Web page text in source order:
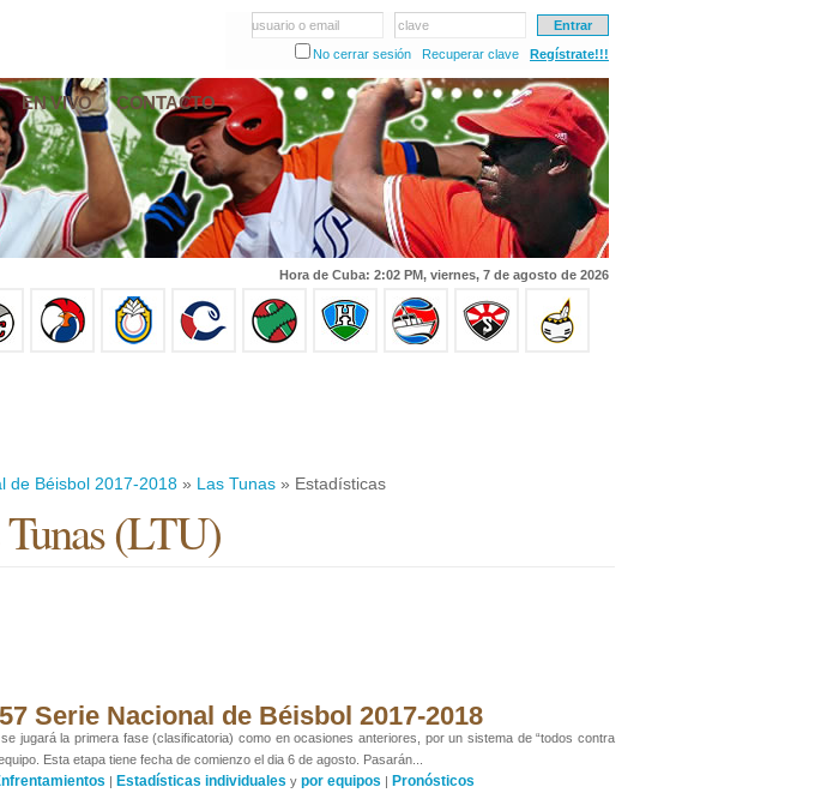
usuario o email
clave
No cerrar sesión
Recuperar clave Regístrate!!!
EN VIVO CONTACTO
Hora de Cuba: 2:02 PM, viernes, 7 de agosto de 2026
de Béisbol 2017-2018 » Las Tunas » Estadísticas
(LTU)
Serie Nacional de Béisbol 2017-2018
jugará la primera fase (clasificatoria) como en ocasiones anteriores, por un sistema de “todos contra
Esta etapa tiene fecha de comienzo el dia 6 de agosto. Pasarán...
| Estadísticas individuales y por equipos | Pronósticos